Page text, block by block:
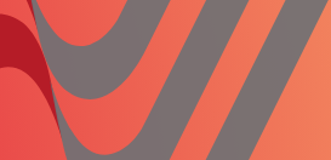
Familie
Freizeit
Forschung
Migration